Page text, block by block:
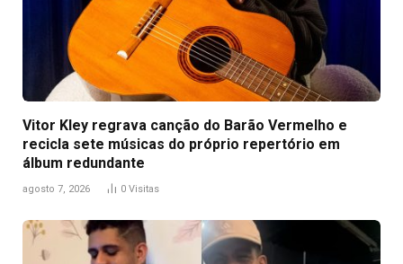
Vitor Kley regrava canção do Barão Vermelho e
recicla sete músicas do próprio repertório em
álbum redundante
agosto 7, 2026 0 Visitas